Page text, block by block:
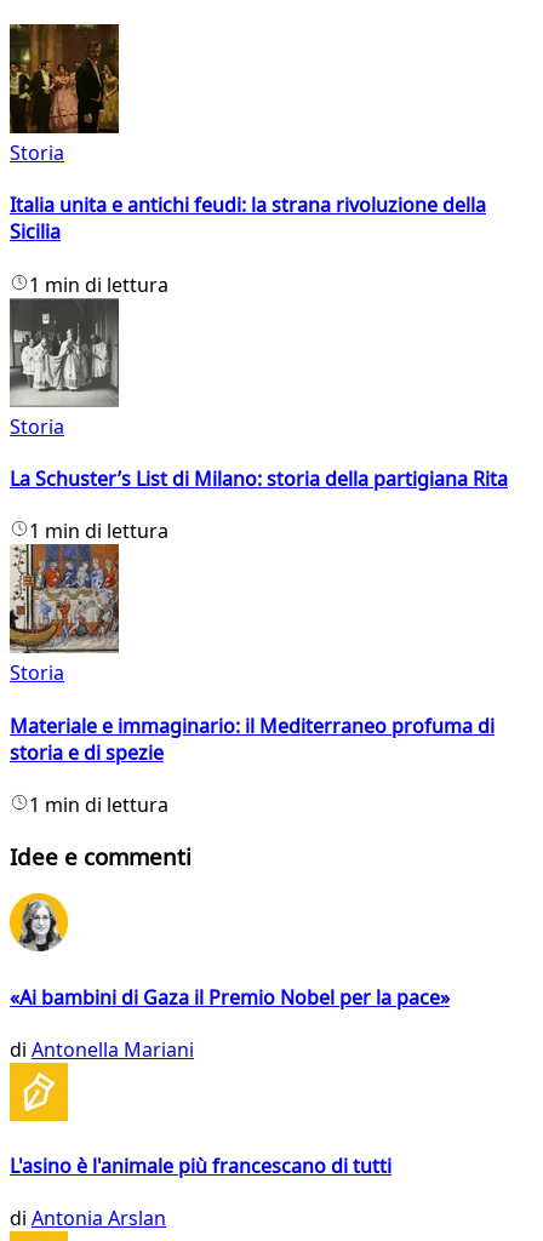
Storia
Italia unita e antichi feudi: la strana rivoluzione della
Sicilia
1 min di lettura
Storia
La Schuster’s List di Milano: storia della partigiana Rita
1 min di lettura
Storia
Materiale e immaginario: il Mediterraneo profuma di
storia e di spezie
1 min di lettura
Idee e commenti
«Ai bambini di Gaza il Premio Nobel per la pace»
di Antonella Mariani
L'asino è l'animale più francescano di tutti
di Antonia Arslan